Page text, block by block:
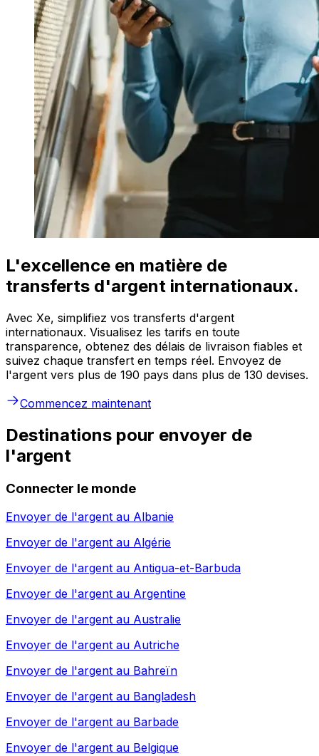
L'excellence en matière de
transferts d'argent internationaux.
Avec Xe, simplifiez vos transferts d'argent
internationaux. Visualisez les tarifs en toute
transparence, obtenez des délais de livraison fiables et
suivez chaque transfert en temps réel. Envoyez de
l'argent vers plus de 190 pays dans plus de 130 devises.
Commencez maintenant
Destinations pour envoyer de
l'argent
Connecter le monde
Envoyer de l'argent au Albanie
Envoyer de l'argent au Algérie
Envoyer de l'argent au Antigua-et-Barbuda
Envoyer de l'argent au Argentine
Envoyer de l'argent au Australie
Envoyer de l'argent au Autriche
Envoyer de l'argent au Bahreïn
Envoyer de l'argent au Bangladesh
Envoyer de l'argent au Barbade
Envoyer de l'argent au Belgique